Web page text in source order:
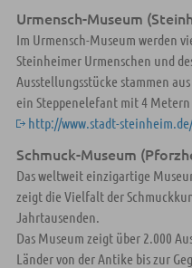
Urmensch-Museum
Im Urmensch-Museum werden
Steinheimer Urmenschen und
Ausstellungsstücke stammen
ein Steppenelefant mit 4
http://www.stadt-
Schmuck-Museum
Das weltweit einzigartige
zeigt die Vielfalt der
Jahrtausenden.
Das Museum zeigt über 2.000
Länder von der Antike bis zur